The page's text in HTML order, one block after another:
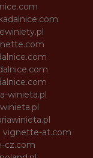
winieta.pl
vignette-at.com
cz.com